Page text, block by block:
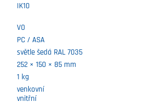
IK10
V0
PC / ASA
světle šedá RAL 7035
252 × 150 × 85 mm
1 kg
venkovní
vnitřní